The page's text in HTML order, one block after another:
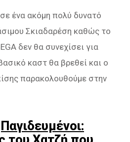
ένα ακόμη πολύ δυνατό
Σκιαδαρέση καθώς το
δεν θα συνεχίσει για
καστ θα βρεθεί και ο
παρακολουθούμε στην
Παγιδευμένοι: